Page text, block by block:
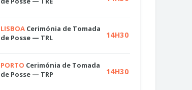
LISBOA Cerimónia de Tomada
de Posse — TRL
14H30
PORTO Cerimónia de Tomada
de Posse — TRP
14H30